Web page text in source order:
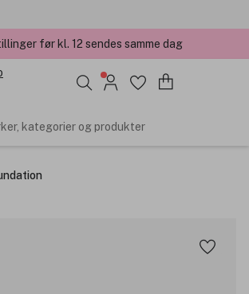
kategorier og produkter